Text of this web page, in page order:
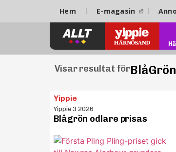
Hem E-magasin
Visar resultat för
Yippie
Yippie 3 2026
Blågrön odlare prisas